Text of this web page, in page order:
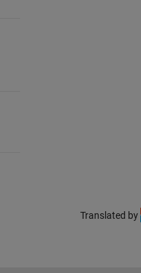
Translated by